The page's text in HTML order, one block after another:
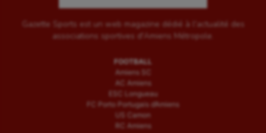
Gazette Sports est un web magazine dédié à l'actualité des
associations sportives d'Amiens Métropole.
FOOTBALL
Amiens SC
AC Amiens
ESC Longueau
FC Porto Portugais d’Amiens
US Camon
RC Amiens